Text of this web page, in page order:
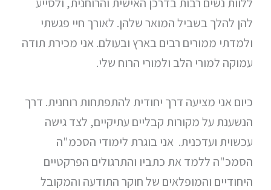
להן להלך בשביל המואר שלהן. לאורך חיי פגשתי
ולמדתי ממורים רבים בארץ ובעולם. אני מכירת תודה
עמוקה למורי הלב ולמורי הרוח שלי.
כיום אני מציעה דרך יחודית להתפתחות רוחנית. דרך
הנשענת על מקורות קבליים עתיקיים, לצד גישה
עכשוית ועדכנית. אני בוגרת לימודי הסכמ"ה
הסמכ"ה ללמד את כתביו והתרגולים הפרקטיים
היחודיים והמופלאים של חוקר התודעה והמקובל